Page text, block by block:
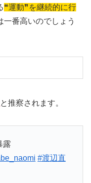
❝運動❞を継続的に行
一番高いのでしょう
と推察されます。
露
#渡辺直